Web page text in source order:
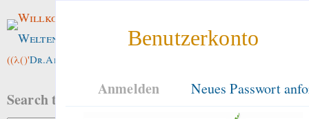
Benutzerkonto
Anmelden Neues Passwort
Willkommen im
Weltenwald
((λ()'Dr.ArneBab
Search this site: